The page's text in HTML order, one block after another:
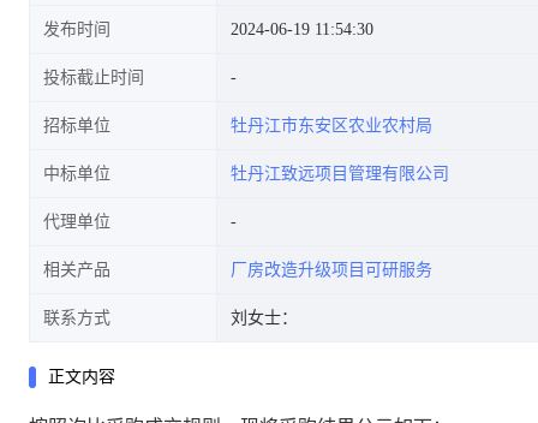
发布时间 2024-06-19 11:54:30
投标截止时间
招标单位 牡丹江市东安区农业农村局
中标单位 牡丹江致远项目管理有限公司
代理单位
相关产品 厂房改造升级项目可研服务
联系方式 刘女士：
正文内容